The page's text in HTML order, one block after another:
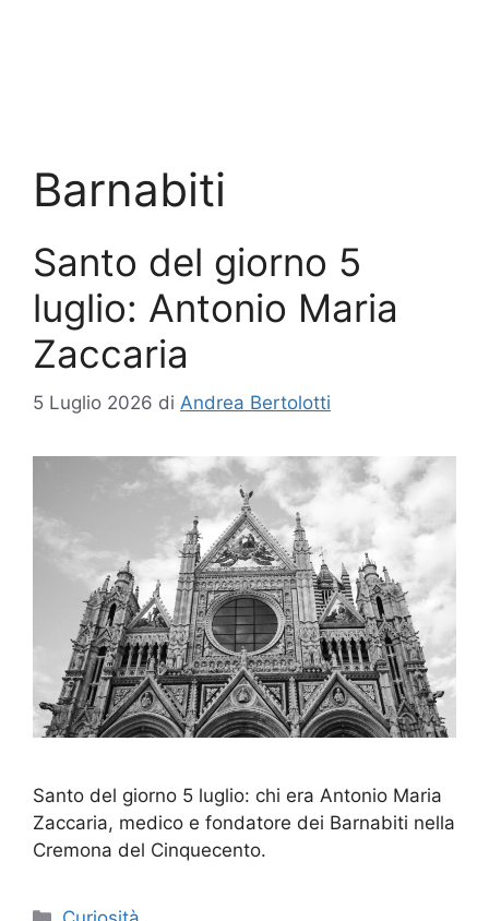
Barnabiti
Santo del giorno 5
luglio: Antonio Maria
Zaccaria
5 Luglio 2026 di Andrea Bertolotti
Santo del giorno 5 luglio: chi era Antonio Maria
Zaccaria, medico e fondatore dei Barnabiti nella
Cremona del Cinquecento.
Categorie